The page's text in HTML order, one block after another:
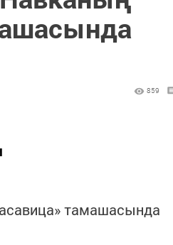
859
тамашасында